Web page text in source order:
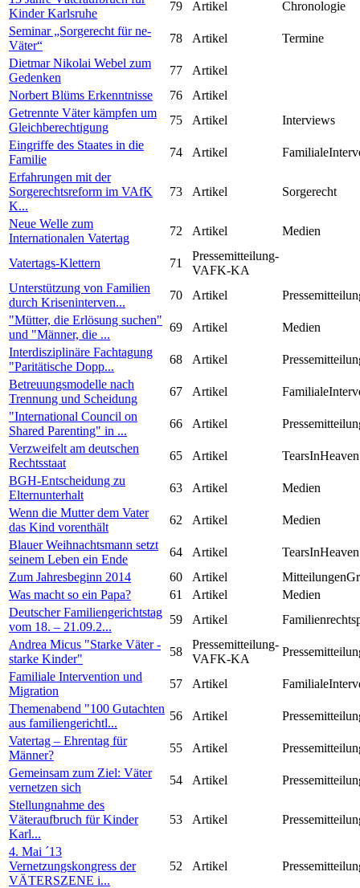
Kinder Karlsruhe
79 Artikel
Chronologie
Seminar „Sorgerecht für ne-
Väter“
78 Artikel
Termine
Dietmar Nikolai Webel zum
Gedenken
77
Artikel
Norbert Blüms Erkenntnisse
76
Artikel
Getrennte Väter kämpfen um
Gleichberechtigung
75 Artikel
Interviews
Eingriffe des Staates in die
Familie
74 Artikel
Erfahrungen mit der
Sorgerechtsreform im VAfK
K...
73 Artikel Sorgerecht
Neue Welle zum
Internationalen Vatertag
72 Artikel Medien
Vatertags-Klettern 71
Pressemitteilung-
VAFK-KA
Unterstützung von Familien
durch Kriseninterven...
70 Artikel
"Mütter, die Erlösung suchen"
und "Männer, die ...
69 Artikel
Medien
Interdisziplinäre Fachtagung
"Paritätische Dopp...
68 Artikel
Betreuungsmodelle nach
Trennung und Scheidung
67 Artikel
"International Council on
Shared Parenting" in ...
66 Artikel
Verzweifelt am deutschen
Rechtsstaat
65 Artikel
TearsInHeaven
BGH-Entscheidung zu
Elternunterhalt
63 Artikel
Medien
Wenn die Mutter dem Vater
das Kind vorenthält
62 Artikel
Medien
Blauer Weihnachtsmann setzt
seinem Leben ein Ende
64 Artikel
TearsInHeaven
Zum Jahresbeginn 2014
60 Artikel
Was macht so ein Papa?
61 Artikel
Medien
Deutscher Familiengerichtstag
vom 18. – 21.09.2...
59 Artikel
Andrea Micus "Starke Väter -
starke Kinder"
58
Pressemitteilung-
VAFK-KA
Familiale Intervention und
Migration
57 Artikel
Themenabend "100 Gutachten
aus familiengerichtl...
56 Artikel
Vatertag – Ehrentag für
Männer?
55 Artikel
Gemeinsam zum Ziel: Väter
vernetzen sich
54 Artikel
Stellungnahme des
Väteraufbruch für Kinder
Karl...
53 Artikel
4. Mai ´13
Vernetzungskongress der
VÄTERSZENE i...
52 Artikel